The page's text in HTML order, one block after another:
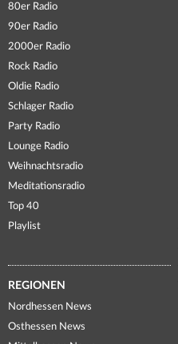
80er Radio
90er Radio
2000er Radio
Rock Radio
Oldie Radio
Schlager Radio
Party Radio
Lounge Radio
Weihnachtsradio
Meditationsradio
Top 40
Playlist
REGIONEN
Nordhessen News
Osthessen News